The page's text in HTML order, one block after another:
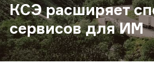
КСЭ расширяет
сервисов для ИМ